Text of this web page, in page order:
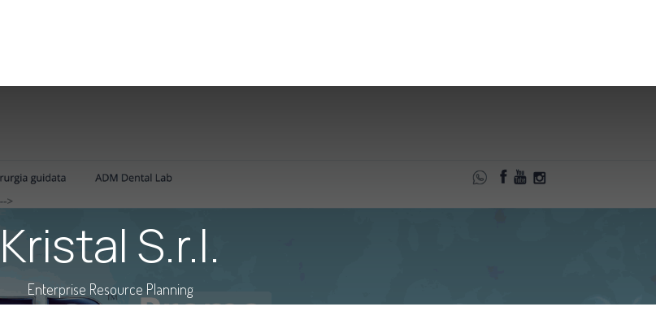
Kristal S.r.l.
Enterprise Resource Planning